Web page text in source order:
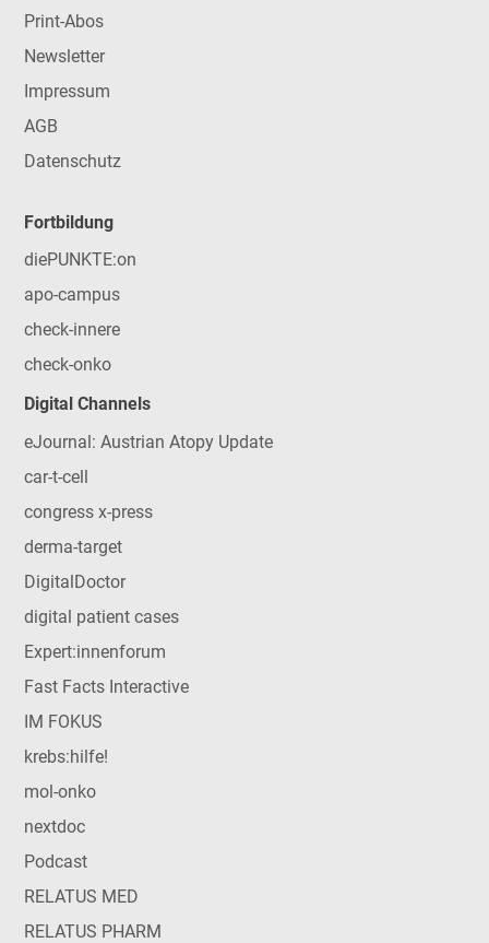
Print-Abos
Newsletter
Impressum
AGB
Datenschutz
Fortbildung
diePUNKTE:on
apo-campus
check-innere
check-onko
Digital Channels
eJournal: Austrian Atopy Update
car-t-cell
congress x-press
derma-target
DigitalDoctor
digital patient cases
Expert:innenforum
Fast Facts Interactive
IM FOKUS
krebs:hilfe!
mol-onko
nextdoc
Podcast
RELATUS MED
RELATUS PHARM